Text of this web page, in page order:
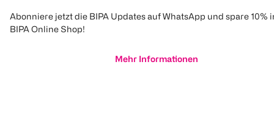
Abonniere jetzt die BIPA Updates auf WhatsApp und spare 10%
BIPA Online Shop!
Mehr Informationen